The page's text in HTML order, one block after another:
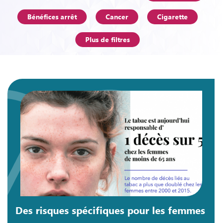
Bénéfices arrêt Cancer Cigarette
Plus de filtres
Des risques spécifiques pour les femmes